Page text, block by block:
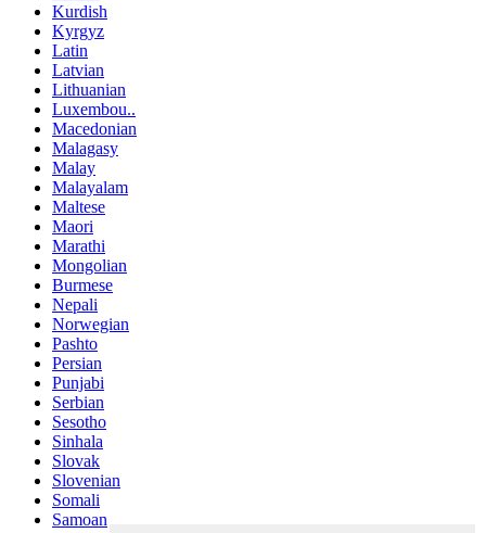
Kurdish
Kyrgyz
Latin
Latvian
Lithuanian
Luxembou..
Macedonian
Malagasy
Malay
Malayalam
Maltese
Maori
Marathi
Mongolian
Burmese
Nepali
Norwegian
Pashto
Persian
Punjabi
Serbian
Sesotho
Sinhala
Slovak
Slovenian
Somali
Samoan